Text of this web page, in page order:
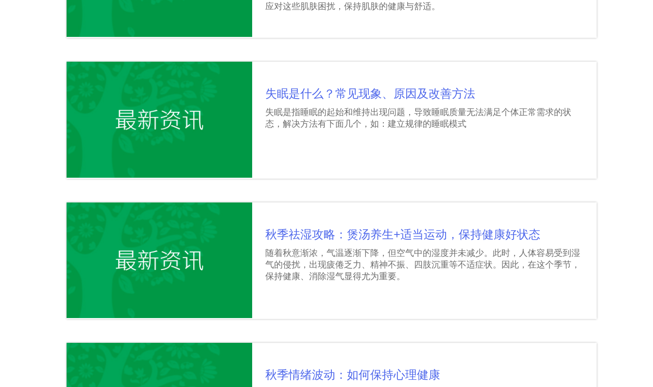
应对这些肌肤困扰，保持肌肤的健康与舒适。
失眠是什么？常见现象、原因及改善方法
失眠是指睡眠的起始和维持出现问题，导致睡眠质量无法满足个体正常需求的状
态，解决方法有下面几个，如：建立规律的睡眠模式
秋季祛湿攻略：煲汤养生+适当运动，保持健康好状态
随着秋意渐浓，气温逐渐下降，但空气中的湿度并未减少。此时，人体容易受到湿
气的侵扰，出现疲倦乏力、精神不振、四肢沉重等不适症状。因此，在这个季节，
保持健康、消除湿气显得尤为重要。
秋季情绪波动：如何保持心理健康